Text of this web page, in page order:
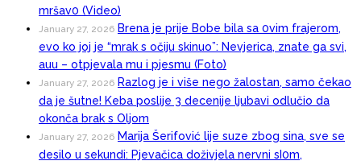
mršav0 (Video)
January 27, 2026 Brena je prije Bobe bila sa 0vim frajerom,
evo ko joj je “mrak s očiju skinuo”: Nevjerica, znate ga svi,
auu – otpjevala mu i pjesmu (Foto)
January 27, 2026 Razlog je i više nego žalostan, samo čekao
da je šutne! Keba poslije 3 decenije ljubavi odlučio da
okonča brak s Oljom
January 27, 2026 Marija Šerifović lije suze zbog sina, sve se
desilo u sekundi: Pjevačica doživjela nervni sI0m,